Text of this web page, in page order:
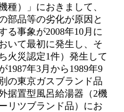
種）」におきまして、
部品等の劣化が原因と
る事象が2008年10月に
いて最初に発生し、そ
火災認定1件）発生して
1987年3月から1989年9
の東京ガスブランド品
据置型風呂給湯器（2機
リツブランド品）にお